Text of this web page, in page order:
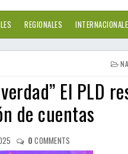
REGIONALES
El PLD
de cuentas
0 COMMENTS